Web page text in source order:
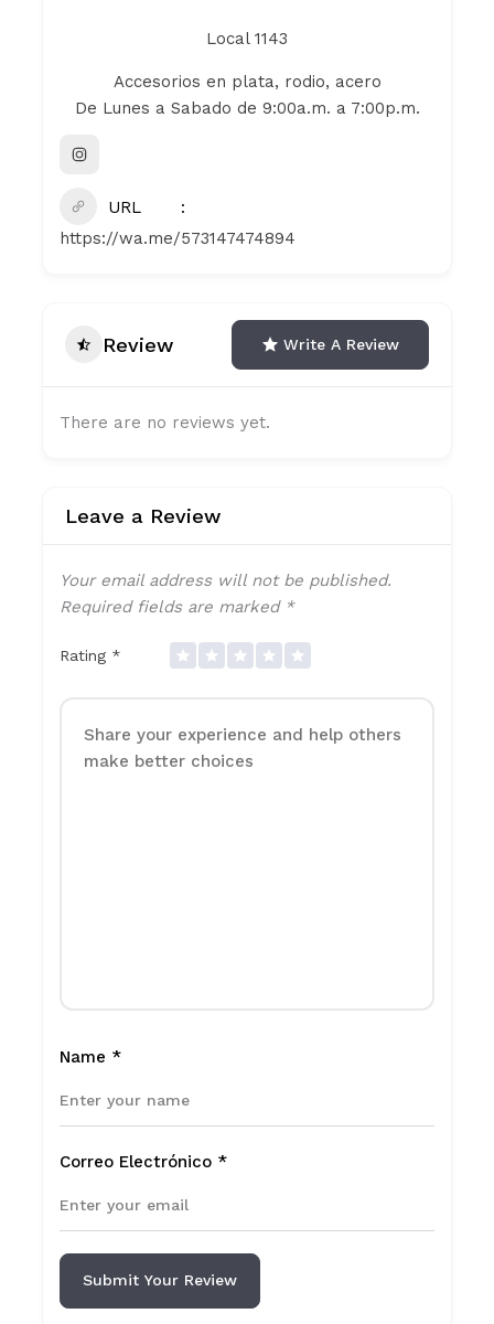
Local 1143
Accesorios en plata, rodio, acero
De Lunes a Sabado de 9:00a.m. a 7:00p.m.
URL
https://wa.me/573147474894
Review Write A Review
There are no reviews yet.
Leave a Review
Your email address will not be published.
Required fields are marked *
Rating *
Name *
Correo Electrónico *
Submit Your Review